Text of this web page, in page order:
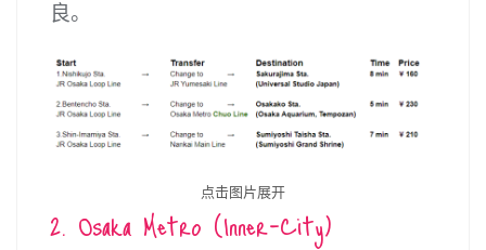
良。
点击图片展开
2. Osaka Metro (Inner-City)